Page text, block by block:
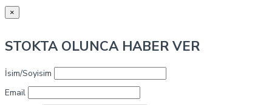
×
STOKTA OLUNCA HABER VER
İsim/Soyisim
Email